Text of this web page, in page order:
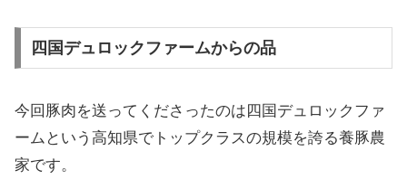
四国デュロックファームからの品
今回豚肉を送ってくださったのは四国デュロックファ
ームという高知県でトップクラスの規模を誇る養豚農
家です。